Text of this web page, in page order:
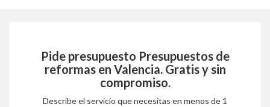
Pide presupuesto Presupuestos de
reformas en Valencia. Gratis y sin
compromiso.
Describe el servicio que necesitas en menos de 1